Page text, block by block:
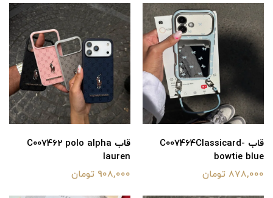
قاب C007464Classicard-
bowtie blue
878,000 تومان
قاب C007462 polo alpha
lauren
908,000 تومان